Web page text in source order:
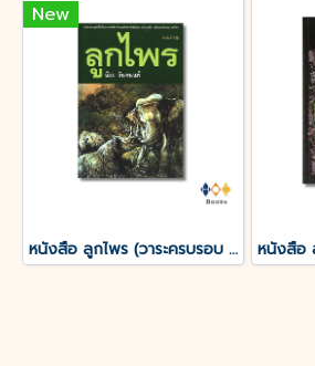
New
หนังสือ ลูกไพร (วาระครบรอบ 120 ปีชาตกาลมาลัย ชูพินิจ)